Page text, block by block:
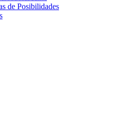
de Posibilidades